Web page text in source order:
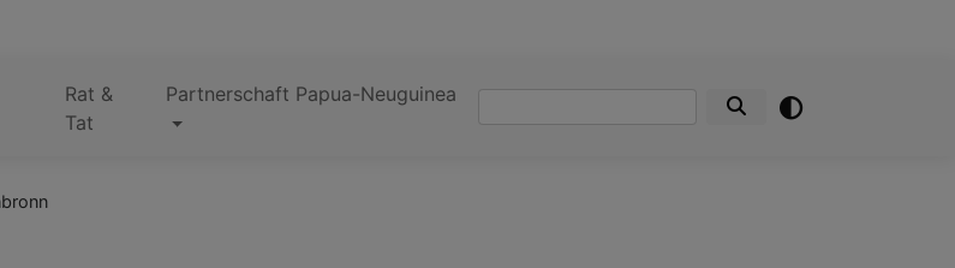
Rat &
Tat
Partnerschaft Papua-NeuguineaSuche